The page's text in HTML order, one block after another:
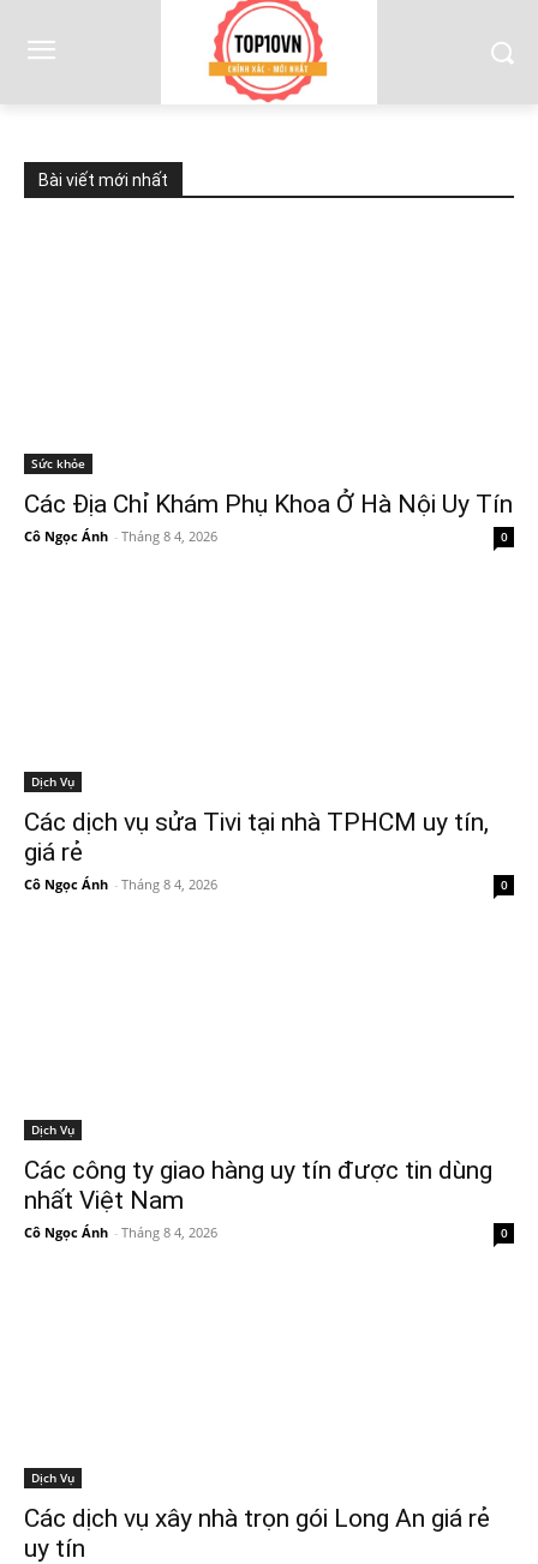
Bài viết mới nhất
Sức khỏe
Các Địa Chỉ Khám Phụ Khoa Ở Hà Nội Uy Tín
Cô Ngọc Ánh - Tháng 8 4, 2026 0
Dịch Vụ
Các dịch vụ sửa Tivi tại nhà TPHCM uy tín,
giá rẻ
Cô Ngọc Ánh - Tháng 8 4, 2026 0
Dịch Vụ
Các công ty giao hàng uy tín được tin dùng
nhất Việt Nam
Cô Ngọc Ánh - Tháng 8 4, 2026 0
Dịch Vụ
Các dịch vụ xây nhà trọn gói Long An giá rẻ
uy tín